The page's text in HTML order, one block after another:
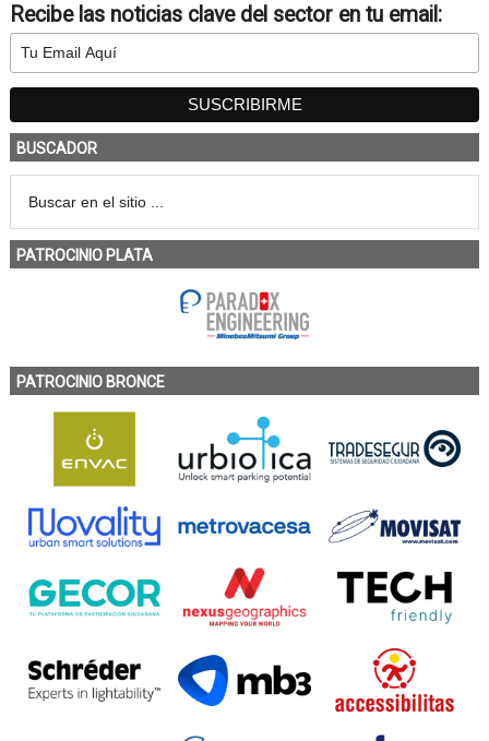
Recibe las noticias clave del sector en tu email:
BUSCADOR
PATROCINIO PLATA
PATROCINIO BRONCE